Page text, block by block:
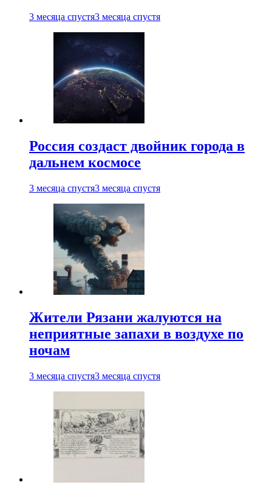
3 месяца спустя3 месяца спустя
Россия создаст двойник города в
дальнем космосе
3 месяца спустя3 месяца спустя
Жители Рязани жалуются на
неприятные запахи в воздухе по
ночам
3 месяца спустя3 месяца спустя